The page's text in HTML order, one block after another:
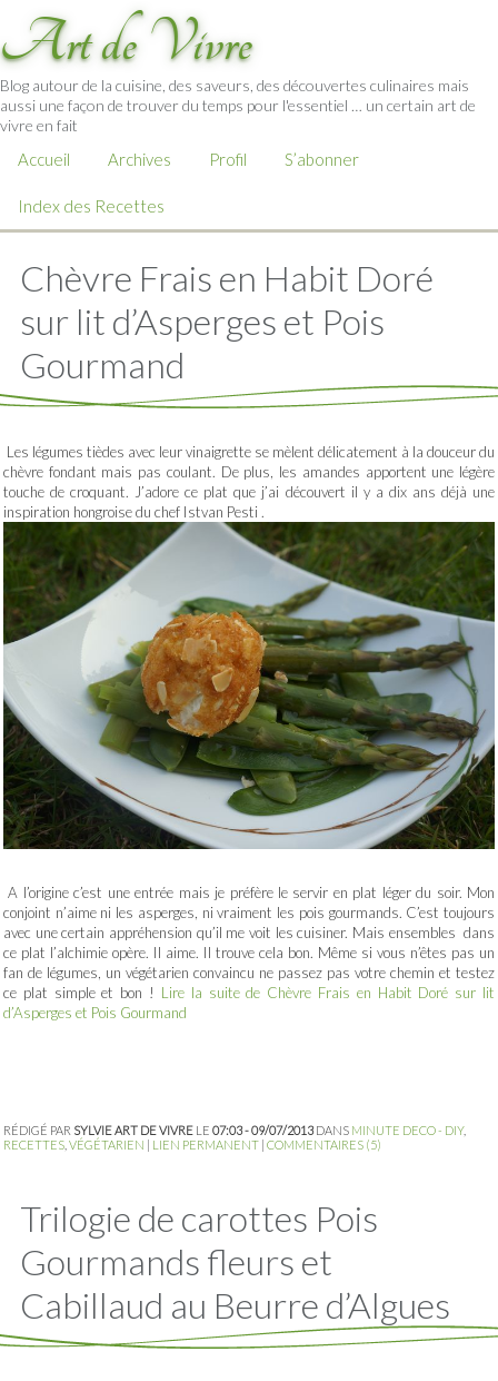
Art de Vivre
Blog autour de la cuisine, des saveurs, des découvertes culinaires mais
aussi une façon de trouver du temps pour l'essentiel … un certain art de
vivre en fait
Accueil Archives Profil S’abonner
Index des Recettes
Chèvre Frais en Habit Doré
sur lit d’Asperges et Pois
Gourmand
Les légumes tièdes avec leur vinaigrette se mèlent délicatement à la douceur du
chèvre fondant mais pas coulant. De plus, les amandes apportent une légère
touche de croquant. J’adore ce plat que j’ai découvert il y a dix ans déjà une
inspiration hongroise du chef Istvan Pesti .
A l’origine c’est une entrée mais je préfère le servir en plat léger du soir. Mon
conjoint n’aime ni les asperges, ni vraiment les pois gourmands. C’est toujours
avec une certain appréhension qu’il me voit les cuisiner. Mais ensembles dans
ce plat l’alchimie opère. Il aime. Il trouve cela bon. Même si vous n’êtes pas un
fan de légumes, un végétarien convaincu ne passez pas votre chemin et testez
ce plat simple et bon ! Lire la suite de Chèvre Frais en Habit Doré sur lit
d’Asperges et Pois Gourmand
RÉDIGÉ PAR SYLVIE ART DE VIVRE LE 07:03 - 09/07/2013DANS MINUTE DECO - DIY,
RECETTES VÉGÉTARIEN | LIEN PERMANENT | COMMENTAIRES (5)
Trilogie de carottes Pois
Gourmands fleurs et
Cabillaud au Beurre d’Algues